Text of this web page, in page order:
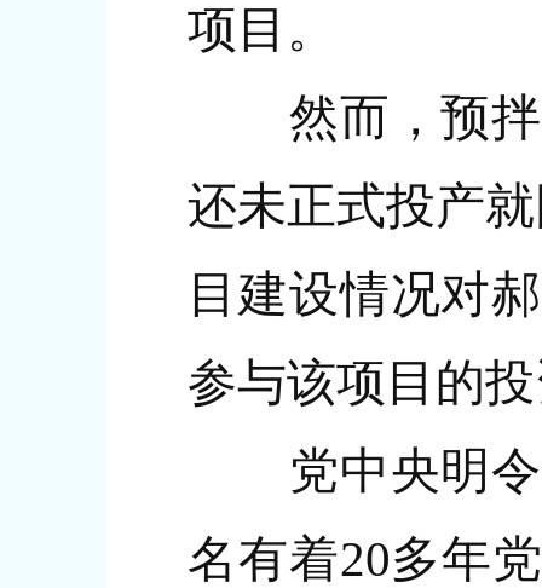
项目。
然而，预拌
还未正式投产
目建设情况对
参与该项目的
党中央明令
名有着20多年